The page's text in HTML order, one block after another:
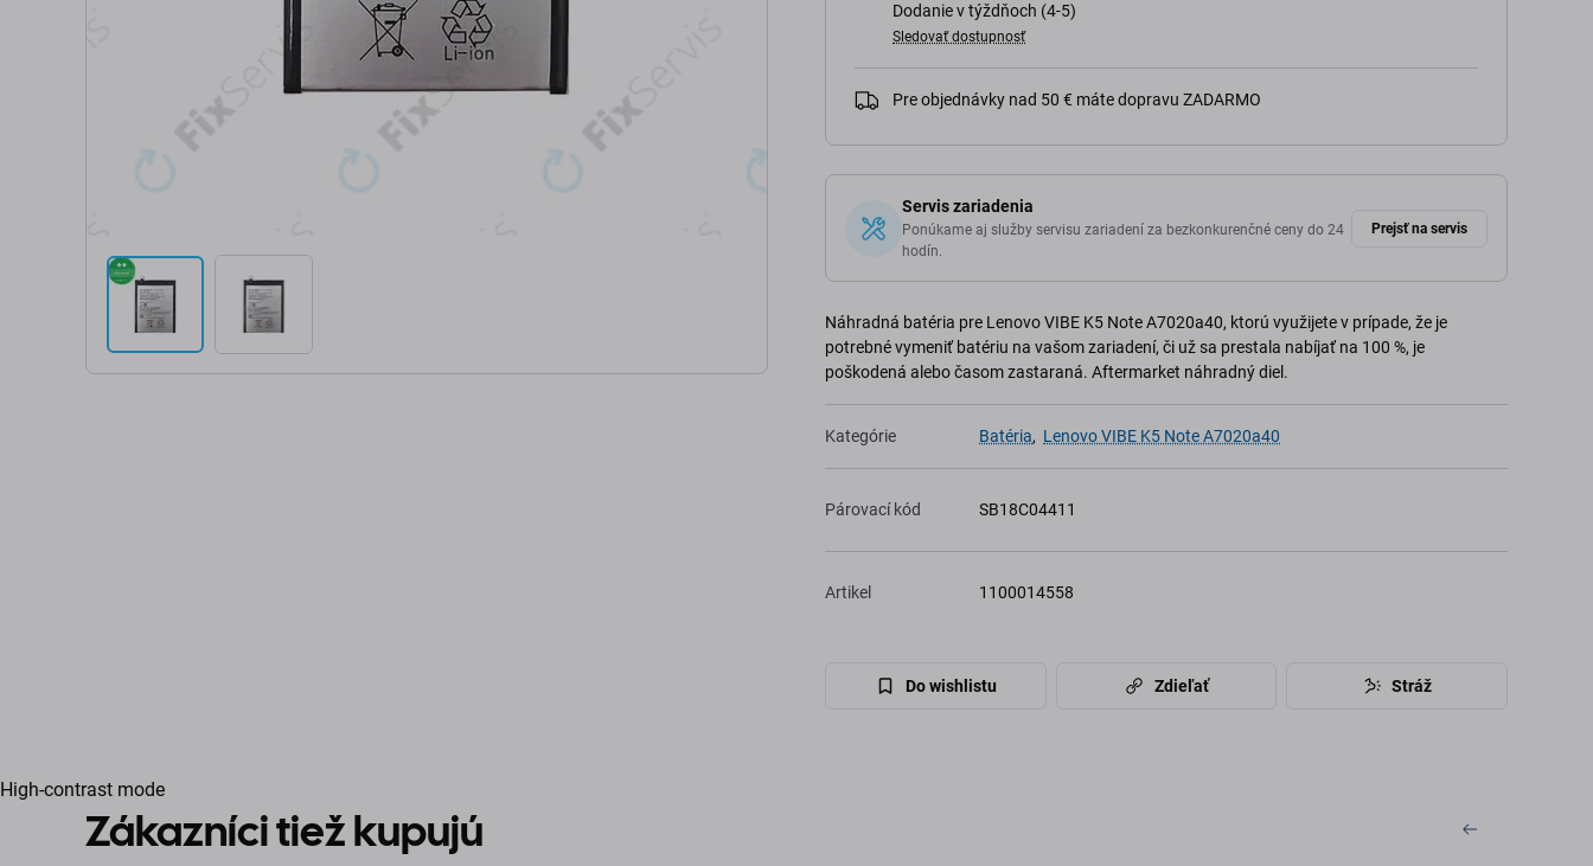
Dodanie v týždňoch (4-5)
Sledovať dostupnosť
Pre objednávky nad 50 € máte dopravu ZADARMO
Servis zariadenia
Ponúkame aj služby servisu zariadení za bezkonkurenčné ceny do 24
hodín.
Prejsť na servis
Náhradná batéria pre Lenovo VIBE K5 Note A7020a40, ktorú využijete v prípade, že je
potrebné vymeniť batériu na vašom zariadení, či už sa prestala nabíjať na 100 %, je
poškodená alebo časom zastaraná. Aftermarket náhradný diel.
Kategórie Batéria, Lenovo VIBE K5 Note A7020a40
Párovací kód SB18C04411
Artikel 1100014558
Do wishlistu Zdieľať Stráž
High-contrast mode
Zákazníci tiež kupujú